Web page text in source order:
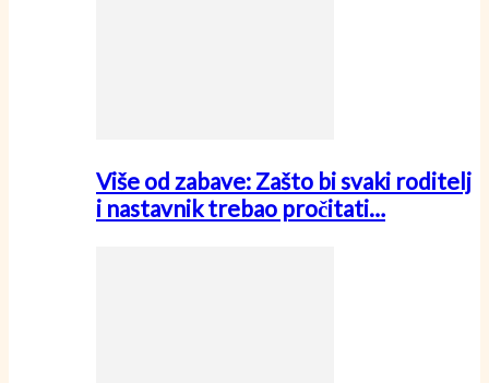
Više od zabave: Zašto bi svaki roditelj
i nastavnik trebao pročitati…